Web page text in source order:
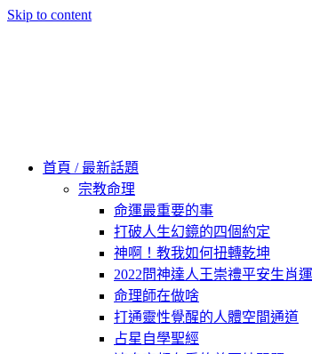
Skip to content
首頁 / 最新話題
宗教命理
命運最重要的事
打破人生幻鏡的四個約定
神啊！教我如何扭轉乾坤
2022問神達人王崇禮平安生肖
命理師在做啥
打通靈性覺醒的人體空間通道
占星自學聖經